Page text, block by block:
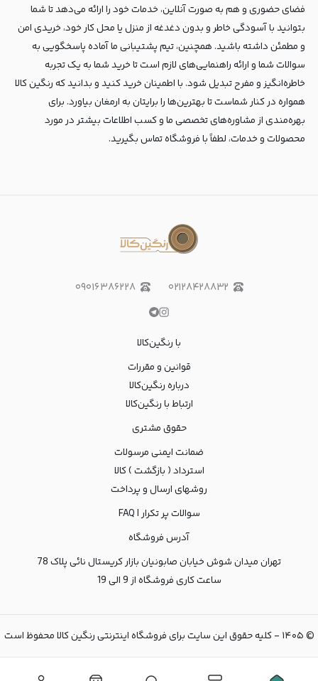
فضای حضوری و هم به صورت آنلاین، خدمات خود را ارائه می‌دهد تا شما
بتوانید با آسودگی خاطر و بدون دغدغه از منزل یا محل کار خود، خریدی امن
و مطمئن داشته باشید. همچنین، تیم پشتیبانی ما آماده پاسخگویی به
سوالات شما و ارائه راهنمایی‌های لازم است تا خرید شما به یک تجربه
خاطره‌انگیز و مفرح تبدیل شود. با اطمینان خرید کنید و بدانید که رنگین کالا
همواره در کنار شماست تا بهترین‌ها را برایتان به ارمغان بیاورد. برای
بهره‌مندی از مشاوره‌های تخصصی ما و کسب اطلاعات بیشتر در مورد
محصولات و خدمات، لطفاً با فروشگاه تماس بگیرید.
۰۲۱۲۸۴۲۸۸۳۲ ۰۹۰۱۶۳۸۶۲۲۸
با رنگین‌کالا
قوانین و مقررات
درباره رنگین‌کالا
ارتباط با رنگین‌کالا
حقوق مشتری
ضمانت ایمنی مرسولات
استرداد ( بازگشت ) کالا
روشهای ارسال و پرداخت
سوالات پر تکرار | FAQ
آدرس فروشگاه
تهران میدان شوش خیابان صابونیان بازار کریستال نائی پلاک 78
ساعت کاری فروشگاه از 9 الی 19
©۱۴۰۵ - کلیه حقوق این سایت برای فروشگاه اینترنتی رنگین کالا محفوظ است